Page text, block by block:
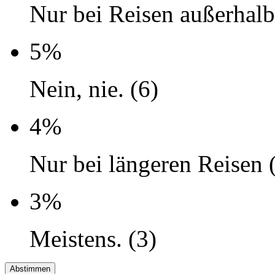
Nur bei Reisen
5%
Nein, nie. (6)
4%
Nur bei längeren Reisen
3%
Meistens. (3)